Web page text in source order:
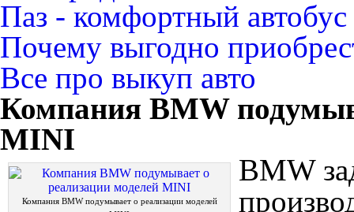
Паз - комфортный
Почему выгодно
Все про выкуп авто
Компания BMW
MINI
Компания BMW подумывает о реализации моделей
BMW